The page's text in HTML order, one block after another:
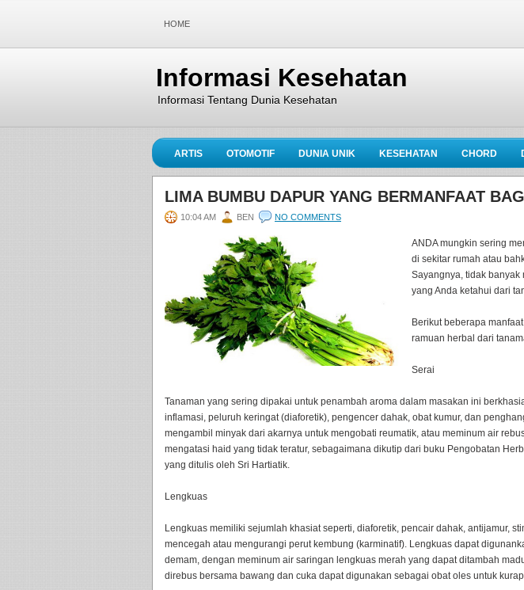
HOME
Informasi Kesehatan
Informasi Tentang Dunia Kesehatan
ARTIS OTOMOTIF DUNIA UNIK KESEHATAN CHORD
LIMA BUMBU DAPUR YANG BERMANFAAT
10:04 AM BEN NO COMMENTS
ANDA mungkin sering
di sekitar rumah atau
Sayangnya, tidak banyak
yang Anda ketahui dari
Berikut beberapa
ramuan herbal dari
Serai
Tanaman yang sering dipakai untuk penambah aroma dalam masakan ini
inflamasi, peluruh keringat (diaforetik), pengencer dahak, obat kumur, dan
mengambil minyak dari akarnya untuk mengobati reumatik, atau meminum air
mengatasi haid yang tidak teratur, sebagaimana dikutip dari buku Pengobatan
yang ditulis oleh Sri Hartiatik.
Lengkuas
Lengkuas memiliki sejumlah khasiat seperti, diaforetik, pencair dahak, antijamur,
mencegah atau mengurangi perut kembung (karminatif). Lengkuas dapat
demam, dengan meminum air saringan lengkuas merah yang dapat ditambah
direbus bersama bawang dan cuka dapat digunakan sebagai obat oles untuk